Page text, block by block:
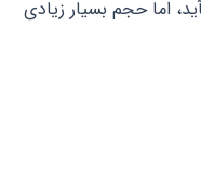
اما حجم بسیار زیادی